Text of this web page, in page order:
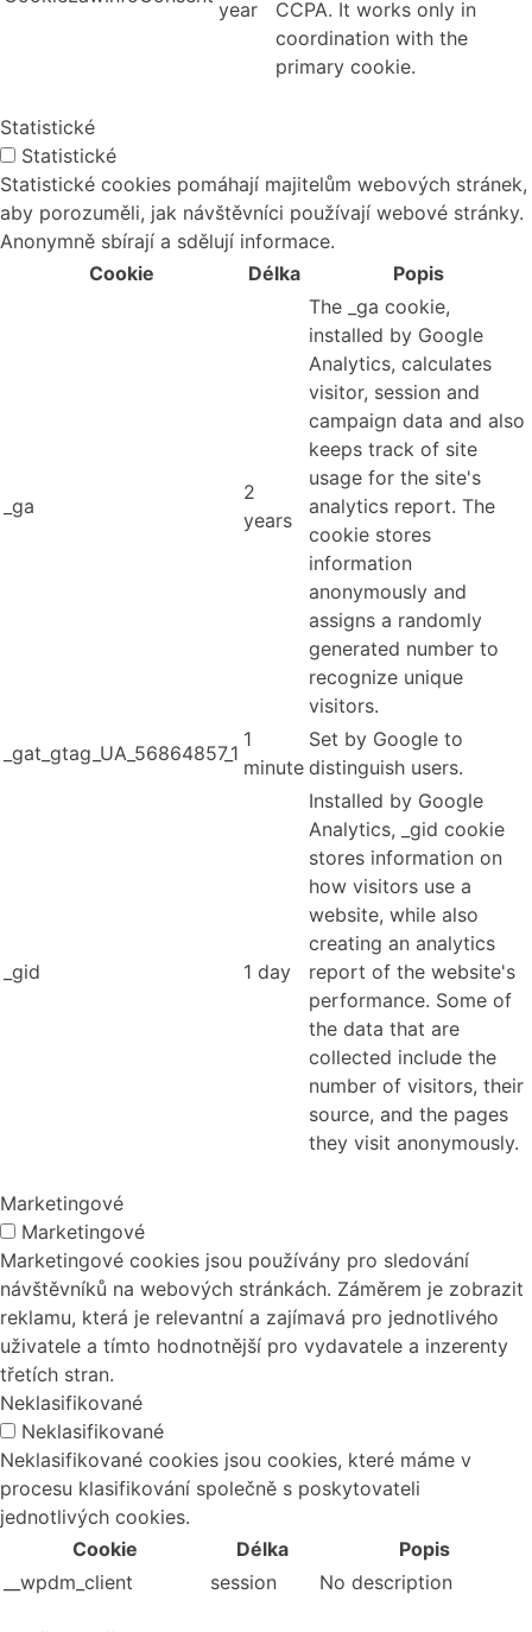
year
CCPA. It works only in
coordination with the
primary cookie.
Statistické
Statistické
Statistické cookies pomáhají majitelům webových stránek,
aby porozuměli, jak návštěvníci používají webové stránky.
Anonymně sbírají a sdělují informace.
Cookie
Délka Popis
_ga
2
years
The _ga cookie,
installed by Google
Analytics, calculates
visitor, session and
campaign data and also
keeps track of site
usage for the site's
analytics report. The
cookie stores
information
anonymously and
assigns a randomly
generated number to
recognize unique
visitors.
_gat_gtag_UA_56864857_1
1
minute
Set by Google to
distinguish users.
_gid 1 day
Installed by Google
Analytics, _gid cookie
stores information on
how visitors use a
website, while also
creating an analytics
report of the website's
performance. Some of
the data that are
collected include the
number of visitors, their
source, and the pages
they visit anonymously.
Marketingové
Marketingové
Marketingové cookies jsou používány pro sledování
návštěvníků na webových stránkách. Záměrem je zobrazit
reklamu, která je relevantní a zajímavá pro jednotlivého
uživatele a tímto hodnotnější pro vydavatele a inzerenty
třetích stran.
Neklasifikované
Neklasifikované
Neklasifikované cookies jsou cookies, které máme v
procesu klasifikování společně s poskytovateli
jednotlivých cookies.
Cookie
Délka
Popis
__wpdm_client
session No description